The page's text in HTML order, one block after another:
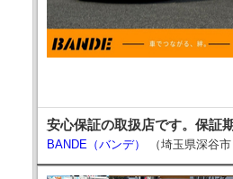
安心保証の取扱店です。保証
BANDE（バンデ） （埼玉県深谷市